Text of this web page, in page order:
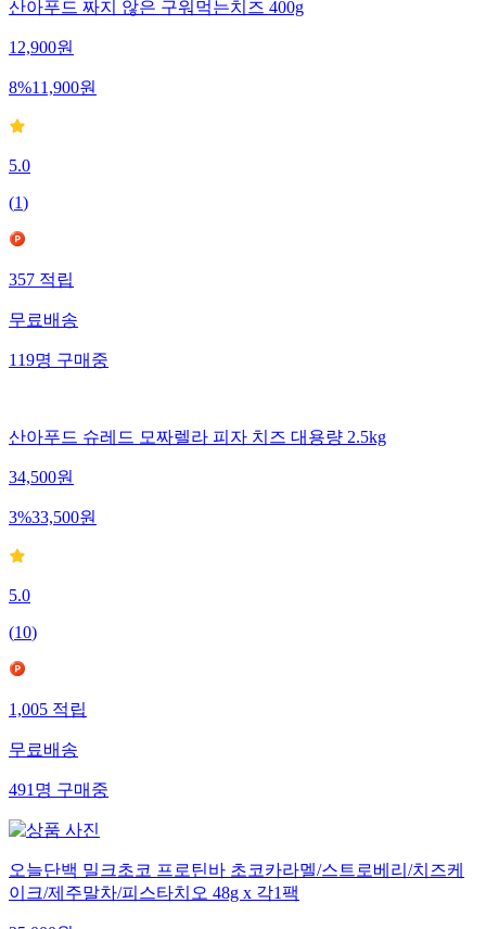
산아푸드 짜지 않은 구워먹는치즈 400g
12,900원
8%11,900원
5.0
(1)
357적립
무료배송
119명구매중
산아푸드 슈레드 모짜렐라 피자 치즈 대용량 2.5kg
34,500원
3%33,500원
5.0
(10)
1,005적립
무료배송
491명구매중
오늘단백 밀크초코 프로틴바 초코카라멜/스트로베리/치즈케
이크/제주말차/피스타치오 48g x 각1팩